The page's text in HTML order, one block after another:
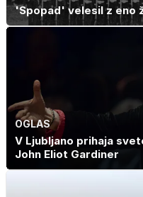
'Spopad' velesil z eno
OGLAS
V Ljubljano prihaja
John Eliot Gardiner